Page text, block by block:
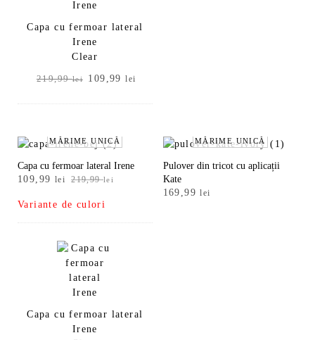
Capa cu fermoar lateral
Irene
Clear
219,99lei
Prețul
a
219,99 lei.
109,99lei
este:
MĂRIME UNICĂ
Capa cu fermoar lateral Irene
219,99lei
Prețul
a
fost:
109,99 lei
Prețul
este:
109,99 lei.
Variante de culori
Capa cu fermoar lateral
Irene
MĂRIME UNICĂ
Pulover din tricot cu aplicații
Kate
169,99lei